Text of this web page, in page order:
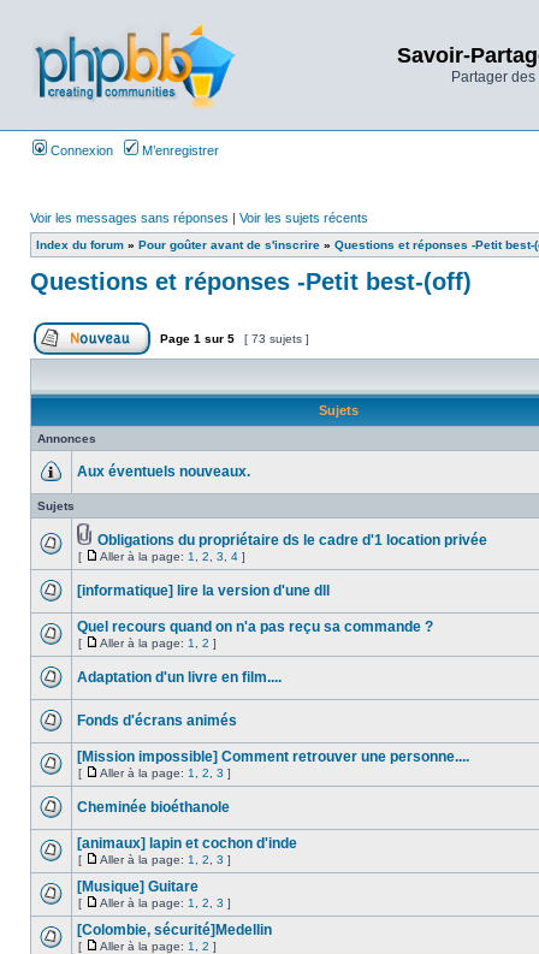
Savoir-
Partager
Connexion M’enregistrer
Voir les messages sans réponses | Voir les sujets récents
Index du forum » Pour goûter avant de s'inscrire » Questions et réponses -Petit best-
Questions et réponses -Petit best-(off)
Page 1 sur 5 [ 73 sujets ]
Sujets
Annonces
Aux éventuels nouveaux.
Sujets
Obligations du propriétaire ds le cadre d'1 location privée
[ Aller à la page: 1 2 3 4 ]
[informatique] lire la version d'une dll
Quel recours quand on n'a pas reçu sa commande ?
[ Aller à la page: 1 2 ]
Adaptation d'un livre en film....
Fonds d'écrans animés
[Mission impossible] Comment retrouver une personne....
[ Aller à la page: 1 2 3 ]
Cheminée bioéthanole
[animaux] lapin et cochon d'inde
[ Aller à la page: 1 2 3 ]
[Musique] Guitare
[ Aller à la page: 1 2 3 ]
[Colombie, sécurité]Medellin
[ Aller à la page: 1 2 ]